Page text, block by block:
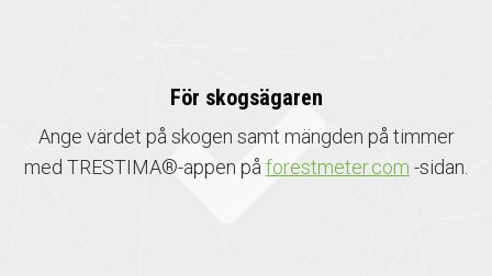
För skogsägaren
Ange värdet på skogen samt mängden på timmer
med TRESTIMA®-appen på forestmeter.com -sidan.